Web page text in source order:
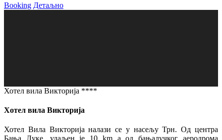
Booking Детаљно
Хотел вила Викторија ****
Хотел вила Викторија
Хотел Вила Викторија налази се у насељу Трн. Од центра